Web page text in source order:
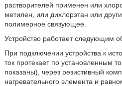
растворителей применен или
метилен, или дихлорэтан или
полимерное связующее.
Устройство работает следующим
При подключении устройства к
ток протекает по установленным
показаны), через резистивный
нагревательного элемента и